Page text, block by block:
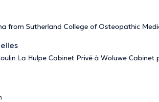
from Sutherland College of Osteopathic
La Hulpe Cabinet Privé à Woluwe